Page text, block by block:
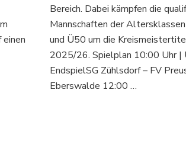
Bereich. Dabei kämpfen die
Mannschaften der
und Ü50 um die
2025/26. Spielplan 10:00 Uhr |
EndspielSG Zühlsdorf – FV
Eberswalde 12:00 …